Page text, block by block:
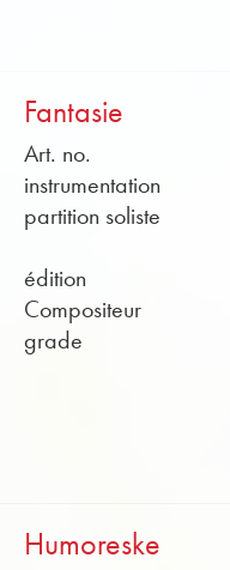
Fantasie
Art. no.
instrumentation
partition soliste
édition
Compositeur
grade
Humoreske